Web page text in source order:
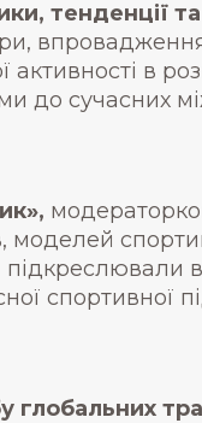
тенденції
в
до сучасних
моделей
спортивної
глобальних